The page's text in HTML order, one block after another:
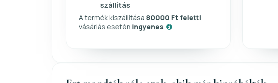
szállítás
A termék kiszállítása 80000 Ft feletti
vásárlás esetén ingyenes.